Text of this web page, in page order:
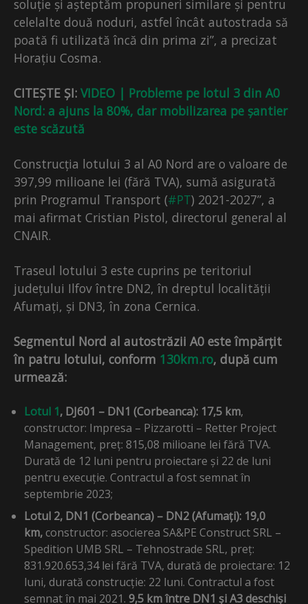
soluție și așteptăm propuneri similare și pentru
celelalte două noduri, astfel încât autostrada să
poată fi utilizată încă din prima zi”, a precizat
Horațiu Cosma.
CITEȘTE ȘI: VIDEO | Probleme pe lotul 3 din A0
Nord: a ajuns la 80%, dar mobilizarea pe șantier
este scăzută
Construcția lotului 3 al A0 Nord are o valoare de
397,99 milioane lei (fără TVA), sumă asigurată
prin Programul Transport (#PT) 2021-2027”, a
mai afirmat Cristian Pistol, directorul general al
CNAIR.
Traseul lotului 3 este cuprins pe teritoriul
județului Ilfov între DN2, în dreptul localității
Afumați, și DN3, în zona Cernica.
Segmentul Nord al autostrăzii A0 este împărțit
în patru lotului, conform 130km.ro, după cum
urmează:
Lotul 1, DJ601 – DN1 (Corbeanca): 17,5 km,
constructor: Impresa – Pizzarotti – Retter Project
Management, preț: 815,08 milioane lei fără TVA.
Durată de 12 luni pentru proiectare și 22 de luni
pentru execuție. Contractul a fost semnat în
septembrie 2023;
Lotul 2, DN1 (Corbeanca) – DN2 (Afumați): 19,0
km,constructor: asocierea SA&PE Construct SRL –
Spedition UMB SRL – Tehnostrade SRL, preț:
831.920.653,34 lei fără TVA, durată de proiectare: 12
luni, durată construcție: 22 luni. Contractul a fost
semnat în mai 2021. 9,5 km între DN1 și A3 deschiși